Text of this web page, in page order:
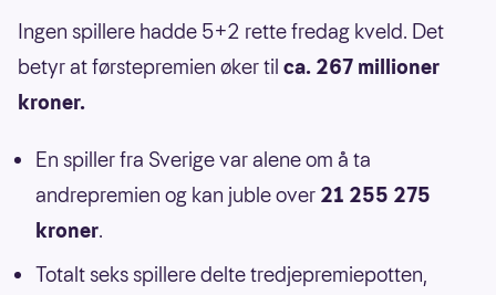
Ingen spillere hadde 5+2 rette fredag kveld. Det
betyr at førstepremien øker til ca. 267 millioner
kroner.
En spiller fra Sverige var alene om å ta
andrepremien og kan juble over 21 255 275
kroner.
Totalt seks spillere delte tredjepremiepotten,